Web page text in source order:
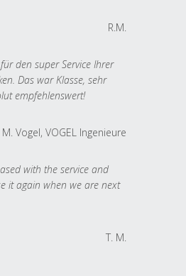
R.M.
den super Service Ihrer
Das war Klasse, sehr
empfehlenswert!
M. Vogel, VOGEL Ingenieure
with the service and
it again when we are next
T. M.